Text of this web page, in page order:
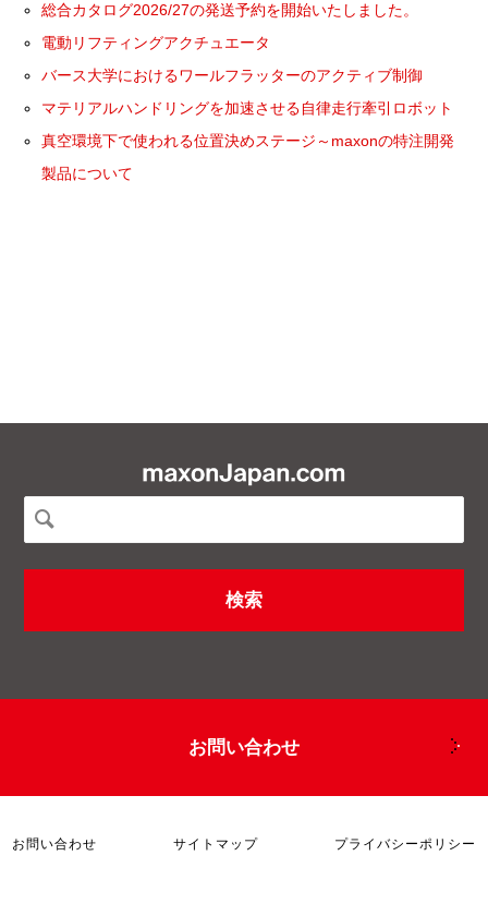
総合カタログ2026/27の発送予約を開始いたしました。
電動リフティングアクチュエータ
バース大学におけるワールフラッターのアクティブ制御
マテリアルハンドリングを加速させる自律走行牽引ロボット
真空環境下で使われる位置決めステージ～maxonの特注開発
製品について
お問い合わせ
お問い合わせ サイトマップ プライバシーポリシー